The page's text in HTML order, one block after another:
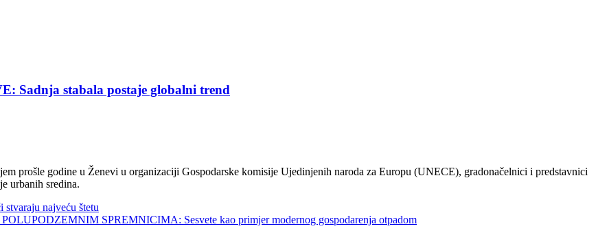
Sadnja stabala postaje globalni trend
prošle godine u Ženevi u organizaciji Gospodarske komisije Ujedinjenih naroda za Europu (UNECE), gradonačelnici i predstavnici
urbanih sredina.
najveću štetu
SPREMNICIMA: Sesvete kao primjer modernog gospodarenja otpadom